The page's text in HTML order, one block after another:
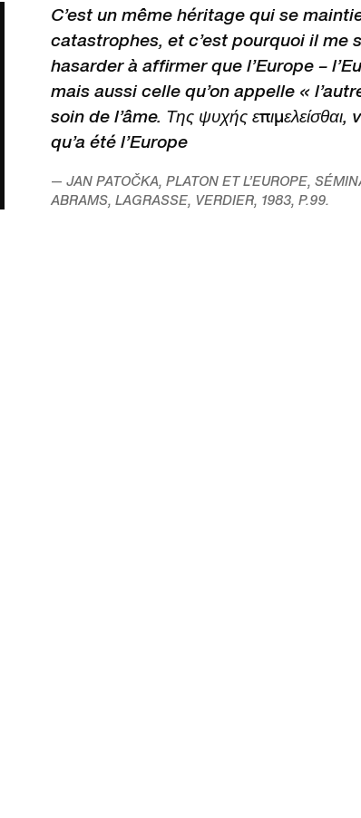
C’est un même héritage qui se
catastrophes, et c’est pourquoi il me
hasarder à affirmer que l’Europe –
mais aussi celle qu’on appelle «
soin de l’âme. Της ψυχής
qu’a été l’Europe
JAN PATOČKA, PLATON ET L’EUROPE,
ABRAMS, LAGRASSE, VERDIER, 1983, P.99.